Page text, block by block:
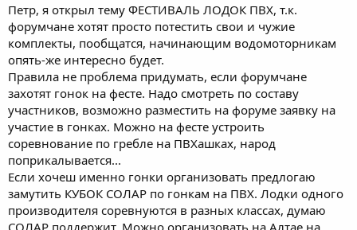
Петр, я открыл тему ФЕСТИВАЛЬ ЛОДОК ПВХ, т.к.
форумчане хотят просто потестить свои и чужие
комплекты, пообщатся, начинающим водомоторникам
опять-же интересно будет.
Правила не проблема придумать, если форумчане
захотят гонок на фесте. Надо смотреть по составу
участников, возможно разместить на форуме заявку на
участие в гонках. Можно на фесте устроить
соревнование по гребле на ПВХашках, народ
поприкалывается...
Если хочеш именно гонки организовать предлогаю
замутить КУБОК СОЛАР по гонкам на ПВХ. Лодки одного
производителя соревнуются в разных классах, думаю
СОЛАР поддержит. Можно организовать на Алтае на